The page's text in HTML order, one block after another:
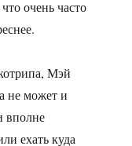
очень часто
Мэй
не может и
вполне
ехать куда